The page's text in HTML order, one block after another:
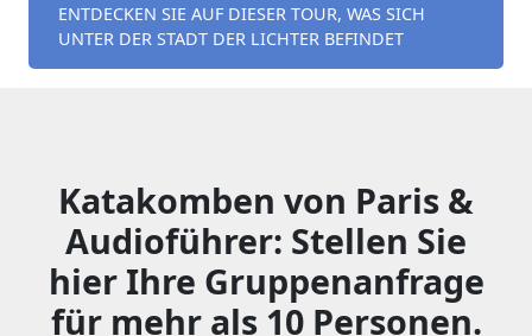
ENTDECKEN SIE AUF DIESER TOUR, WAS SICH
UNTER DER STADT DER LICHTER BEFINDET
Katakomben von Paris &
Audioführer: Stellen Sie
hier Ihre Gruppenanfrage
für mehr als 10 Personen.